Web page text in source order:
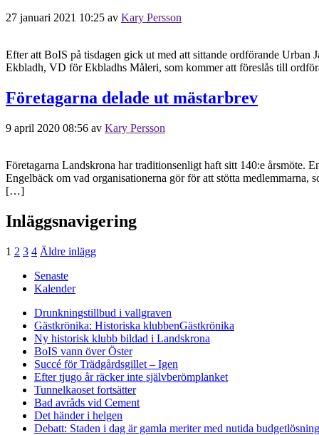
27 januari 2021 10:25 av Kary Persson
Efter att BoIS på tisdagen gick ut med att sittande ordförande Urban
Ekbladh, VD för Ekbladhs Måleri, som kommer att föreslås till
Företagarna delade ut mästarbrev
9 april 2020 08:56 av Kary Persson
Företagarna Landskrona har traditionsenligt haft sitt 140:e årsmöte.
Engelbäck om vad organisationerna gör för att stötta
[…]
Inläggsnavigering
1 2 3 4 Äldre inlägg
Senaste
Kalender
Drunkningstillbud i vallgraven
Gästkrönika: Historiska klubbenGästkrönika
Ny historisk klubb bildad i Landskrona
BoIS vann över Öster
Succé för Trädgårdsgillet – Igen
Efter tjugo år räcker inte självberömplanket
Tunnelkaoset fortsätter
Bad avråds vid Cement
Det händer i helgen
Debatt: Staden i dag är gamla meriter med nutida